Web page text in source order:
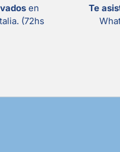
en
(72hs
Te